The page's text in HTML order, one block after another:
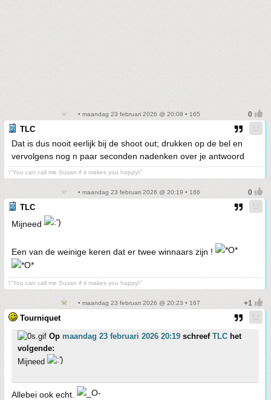
• maandag 23 februari 2026 @ 20:08 • 165
TLC
Dat is dus nooit eerlijk bij de shoot out; drukken op de bel en
vervolgens nog n paar seconden nadenken over je antwoord
\"You can call me Susan if it makes you happy\"
• maandag 23 februari 2026 @ 20:19 • 166
TLC
Mijneed
Een van de weinige keren dat er twee winnaars zijn !
\"You can call me Susan if it makes you happy\"
• maandag 23 februari 2026 @ 20:23 • 167
Tourniquet
Op maandag 23 februari 2026 20:19 schreef TLC het
volgende:
Mijneed
Allebei ook echt.